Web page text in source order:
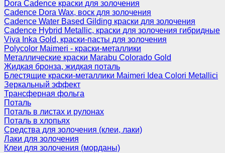
Dora Cadence краски для золочения
Cadence Dora Wax, воск для золочения
Cadence Water Based Gilding краски для золочения
Cadence Hybrid Metallic, краски для золочения гибридные
Viva Inka Gold, краски-пасты для золочения
Polycolor Maimeri - краски-металлики
Металлические краски Marabu Colorado Gold
Жидкая бронза, жидкая поталь
Блестящие краски-металлики Maimeri Idea Colori Metallici
Зеркальный эффект
Трансферная фольга
Поталь
Поталь в листах и рулонах
Поталь в хлопьях
Средства для золочения (клеи, лаки)
Лаки для золочения
Клеи для золочения (морданы)